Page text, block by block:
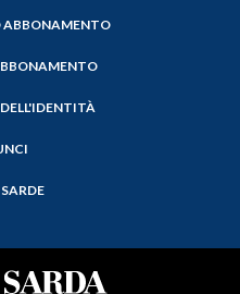
ABBONAMENTO